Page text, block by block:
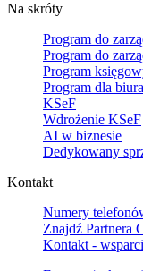
Na skróty
Program do
Program do
Program
Program dla
KSeF
Wdrożenie KSeF
AI w biznesie
Dedykowany
Kontakt
Numery
Znajdź Partnera
Kontakt -